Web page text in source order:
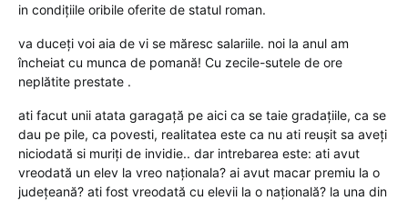
in condițiile oribile oferite de statul roman.
va duceți voi aia de vi se măresc salariile. noi la anul am
încheiat cu munca de pomană! Cu zecile-sutele de ore
neplătite prestate .
ati facut unii atata garagață pe aici ca se taie gradațiile, ca se
dau pe pile, ca povesti, realitatea este ca nu ati reușit sa aveți
niciodată si muriți de invidie.. dar intrebarea este: ati avut
vreodată un elev la vreo naționala? ai avut macar premiu la o
județeană? ati fost vreodată cu elevii la o națională? la una din